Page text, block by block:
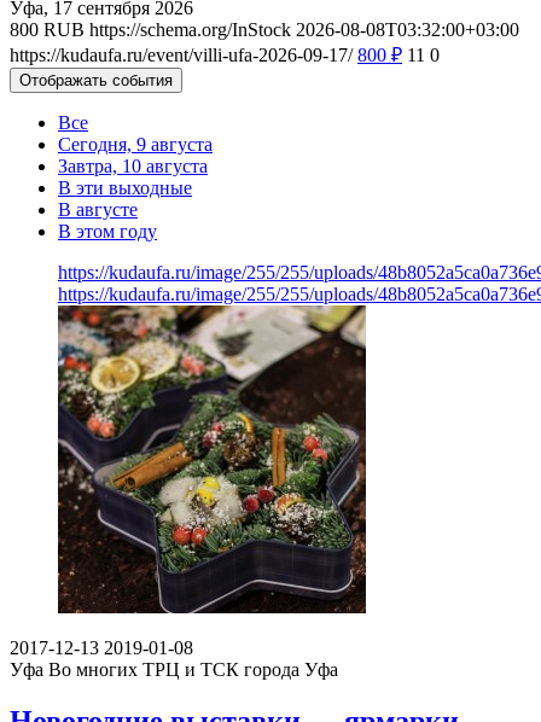
Уфа, 17 сентября 2026
800 RUB https://schema.org/InStock 2026-08-08T03:32:00+03:00
https://kudaufa.ru/event/villi-ufa-2026-09-17/ 800 ₽ 11 0
Отображать события
Все
Сегодня, 9 августа
Завтра, 10 августа
В эти выходные
В августе
В этом году
https://kudaufa.ru/image/255/255/uploads/
https://kudaufa.ru/image/255/255/uploads/
2017-12-13 2019-01-08
Уфа Во многих ТРЦ и ТСК города Уфа